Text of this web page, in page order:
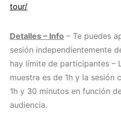
tour/
Detalles – Info – Te puedes
sesión independientemente
hay límite de participantes –
muestra es de 1h y la sesión
1h y 30 minutos en función
audiencia.